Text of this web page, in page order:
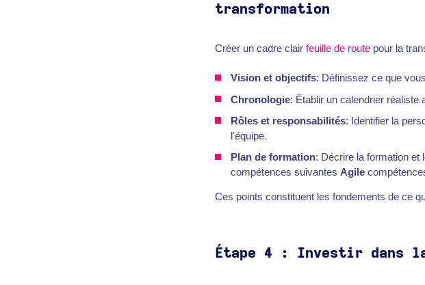
transformation
Créer un cadre clair feuille de routepour la
Vision et objectifs: Définissez ce que
Chronologie: Établir un calendrier réaliste
Rôles et responsabilités: Identifier la
l'équipe.
Plan de formation: Décrire la formation et
compétences suivantes Agile
Ces points constituent les fondements de ce
Étape 4 : Investir dans